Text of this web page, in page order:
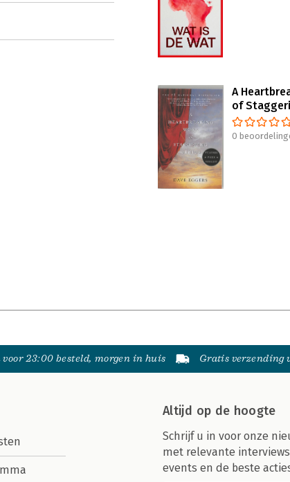
A
of
0
voor 23:00 besteld, morgen in huis Gratis verzending
Altijd op de hoogte
Schrijf u in voor onze
met relevante
events en de beste